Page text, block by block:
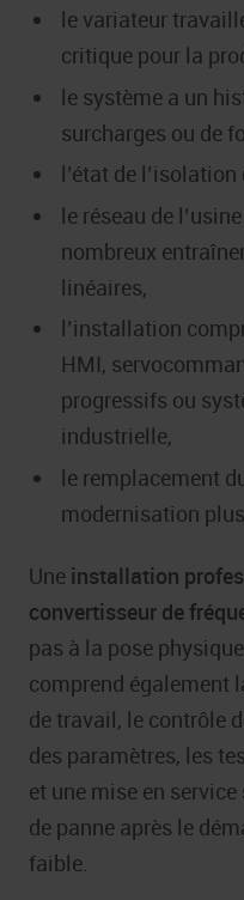
le variateur
critique pour la
le système a un
surcharges ou de
l’état de
le réseau de
nombreux
linéaires,
l’installation
HMI,
progressifs ou
industrielle,
le remplacement
modernisation
Une installation
convertisseur de
pas à la pose
comprend également
de travail, le contrôle
des paramètres, les
et une mise en
de panne après le
faible.